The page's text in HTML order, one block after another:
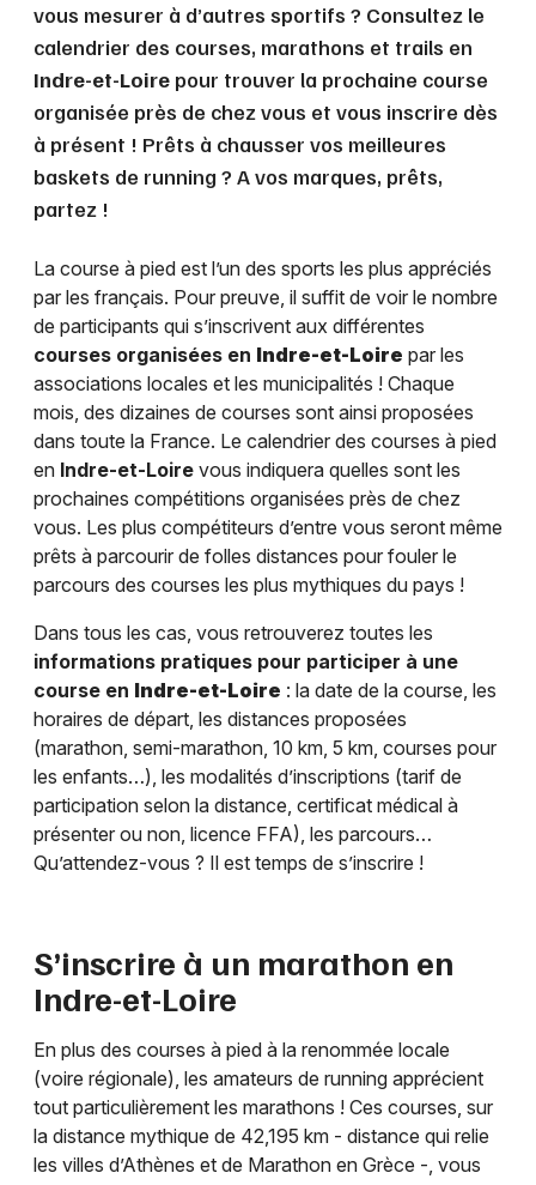
vous mesurer à d’autres sportifs ? Consultez le
calendrier des courses, marathons et trails en
Indre-et-Loire pour trouver la prochaine course
organisée près de chez vous et vous inscrire dès
à présent ! Prêts à chausser vos meilleures
baskets de running ? A vos marques, prêts,
partez !
La course à pied est l’un des sports les plus appréciés
par les français. Pour preuve, il suffit de voir le nombre
de participants qui s’inscrivent aux différentes
courses organisées en Indre-et-Loire par les
associations locales et les municipalités ! Chaque
mois, des dizaines de courses sont ainsi proposées
dans toute la France. Le calendrier des courses à pied
en Indre-et-Loire vous indiquera quelles sont les
prochaines compétitions organisées près de chez
vous. Les plus compétiteurs d’entre vous seront même
prêts à parcourir de folles distances pour fouler le
parcours des courses les plus mythiques du pays !
Dans tous les cas, vous retrouverez toutes les
informations pratiques pour participer à une
course en Indre-et-Loire : la date de la course, les
horaires de départ, les distances proposées
(marathon, semi-marathon, 10 km, 5 km, courses pour
les enfants…), les modalités d’inscriptions (tarif de
participation selon la distance, certificat médical à
présenter ou non, licence FFA), les parcours…
Qu’attendez-vous ? Il est temps de s’inscrire !
S’inscrire à un marathon en
Indre-et-Loire
En plus des courses à pied à la renommée locale
(voire régionale), les amateurs de running apprécient
tout particulièrement les marathons ! Ces courses, sur
la distance mythique de 42,195 km - distance qui relie
les villes d’Athènes et de Marathon en Grèce -, vous